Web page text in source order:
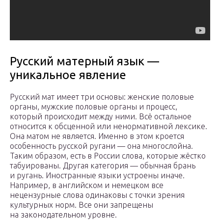
Русский матерный язык —
уникальное явление
Русский мат имеет три основы: женские половые
органы, мужские половые органы и процесс,
который происходит между ними. Всё остальное
относится к обсценной или ненормативной лексике.
Она матом не является. Именно в этом кроется
особенность русской ругани — она многослойна.
Таким образом, есть в России слова, которые жёстко
табуированы. Другая категория — обычная брань
и ругань. Иностранные языки устроены иначе.
Например, в английском и немецком все
нецензурные слова одинаковы с точки зрения
культурных норм. Все они запрещены
на законодательном уровне.